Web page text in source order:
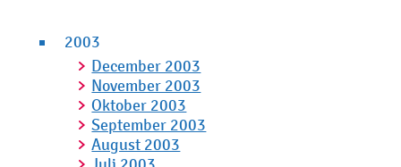
2003
December 2003
November 2003
Oktober 2003
September 2003
August 2003